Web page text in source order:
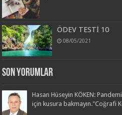
ÖDEV TESTİ 10
08/05/2021
Son Yorumlar
Hasan Hüseyin KÖKEN:
için kusura bakmayın."Coğrafi